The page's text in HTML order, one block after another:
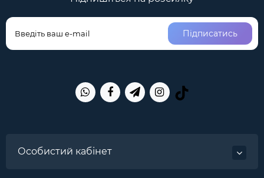
Підписатись
Особистий кабінет